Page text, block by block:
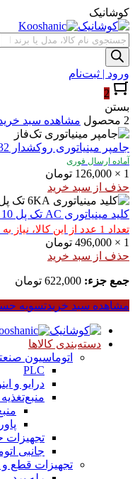
کوشانیک
جستجوی
محصولات
ورود | ثبت‌نام
2
بستن
2 محصول
مشاهده سبد
جامپر مینیاتوری روکشدار 32 آمپر تک‌ فاز
آماده ارسال فوری
1
×
126,000 تومان
حذف از سبد خرید
کلید مینیاتوری AC تک پل 10 آمپر 6kA چینت سری NB7 - مینیاتوری B(روشنایی)
تعداد 1 عدد از این کالا، نیاز به حداکثر ۲ روزِکاری برای تامین دارد!
1
×
496,000 تومان
حذف از سبد خرید
جمع جزء: 622,000 تومان
مشاهده سبد خریدتسویه
دسته‌بندی کالاها
اتوماسیون
PLC
درایو و
تجهیزات
جانبی
تجهیزات قطع